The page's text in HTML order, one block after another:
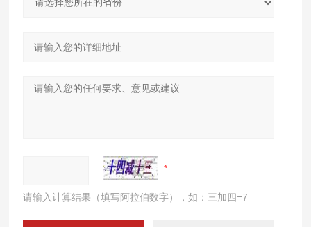
请输入计算结果（填写阿拉伯数字），如：三加四=7